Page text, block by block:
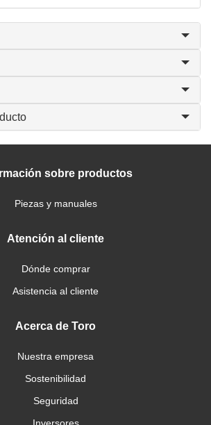
sobre productos
Piezas y manuales
Atención al cliente
Dónde comprar
Asistencia al cliente
Acerca de Toro
Nuestra empresa
Sostenibilidad
Seguridad